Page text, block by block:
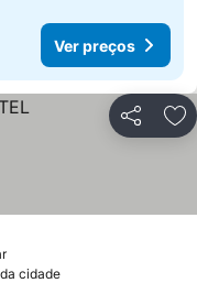
Ver preços
Partilhar
cidade